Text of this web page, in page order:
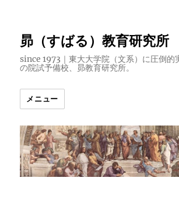
昴（すばる）教育研究所
since 1973｜東大大学院（文系）に圧倒的
の院試予備校、昴教育研究所。
メニュー